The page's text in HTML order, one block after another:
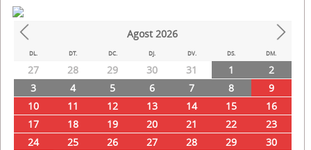
Prev Next
Agost 2026
DL. DT. DC. DJ. DV. DS. DM.
27 28 29 30 31 1
2
3
4 5 6 7 8
9
10
11 12 13 14 15
16
17
18 19 20 21 22
23
24
25 26 27 28 29
30